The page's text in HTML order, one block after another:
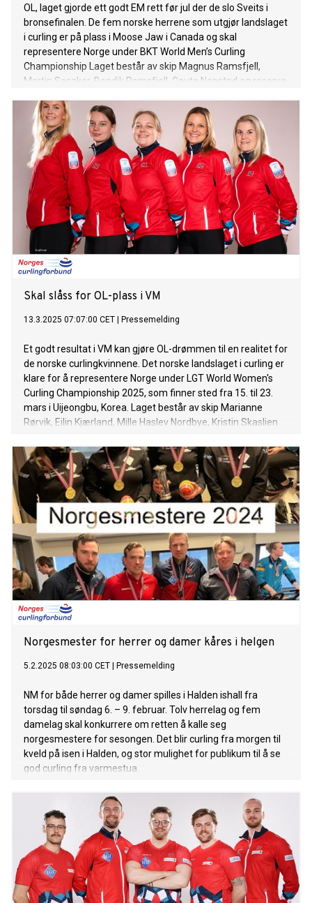
OL, laget gjorde ett godt EM rett før jul der de slo Sveits i
bronsefinalen. De fem norske herrene som utgjør landslaget
i curling er på plass i Moose Jaw i Canada og skal
representere Norge under BKT World Men’s Curling
Championship Laget består av skip Magnus Ramsfjell,
Martin Sesaker, Bendik Ramsfjell, Gaute Nepstad og reserve
Løvold.
Skal slåss for OL-plass i VM
13.3.2025 07:07:00 CET Pressemelding
Et godt resultat i VM kan gjøre OL-drømmen til en realitet for
de norske curlingkvinnene. Det norske landslaget i curling er
klare for å representere Norge under LGT World Women's
Curling Championship 2025, som finner sted fra 15. til 23.
mars i Uijeongbu, Korea. Laget består av skip Marianne
Rørvik, Eilin Kjærland, Mille Haslev Nordbye, Kristin Skaslien
Steen Hansen. Denne gangen er også tidligere OL-vinner Pål
Trulsen med i støtteapparatet.
Norgesmester for herrer og damer kåres i helgen
5.2.2025 08:03:00 CET Pressemelding
NM for både herrer og damer spilles i Halden ishall fra
torsdag til søndag 6. – 9. februar. Tolv herrelag og fem
damelag skal konkurrere om retten å kalle seg
norgesmestere for sesongen. Det blir curling fra morgen til
kveld på isen i Halden, og stor mulighet for publikum til å se
god curling fra varmestua.